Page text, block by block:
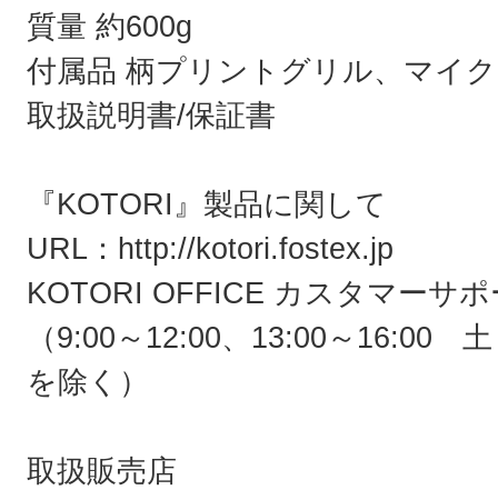
質量 約600g
付属品 柄プリントグリル、マイ
取扱説明書/保証書
『KOTORI』製品に関して
URL：http://kotori.fostex.jp
KOTORI OFFICE カスタマーサ
（9:00～12:00、13:00～16:00
を除く）
取扱販売店